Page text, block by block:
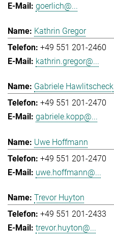
goerlich@...
Kathrin Gregor
+49 551 201-2460
kathrin.gregor@...
Gabriele Hawlitscheck
+49 551 201-2470
gabriele.kopp@...
Uwe Hoffmann
+49 551 201-2470
uwe.hoffmann@...
Trevor Huyton
+49 551 201-2433
trevor.huyton@...